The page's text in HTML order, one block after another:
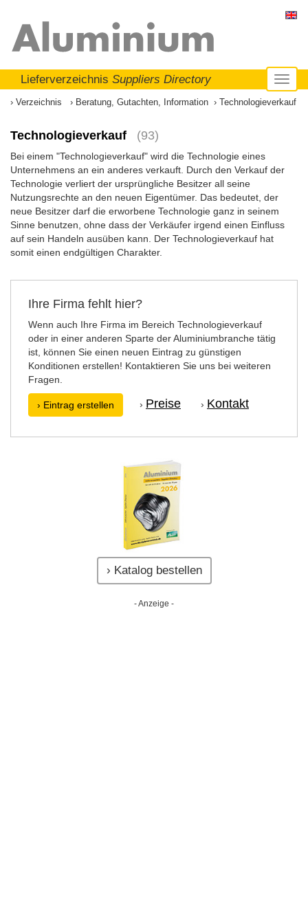
Lieferverzeichnis Suppliers Directory
Verzeichnis Beratung, Gutachten, Information Technologieverkauf
Technologieverkauf (93)
Bei einem "Technologieverkauf" wird die Technologie eines
Unternehmens an ein anderes verkauft. Durch den Verkauf der
Technologie verliert der ursprüngliche Besitzer all seine
Nutzungsrechte an den neuen Eigentümer. Das bedeutet, der
neue Besitzer darf die erworbene Technologie ganz in seinem
Sinne benutzen, ohne dass der Verkäufer irgend einen Einfluss
auf sein Handeln ausüben kann. Der Technologieverkauf hat
somit einen endgültigen Charakter.
Ihre Firma fehlt hier?
Wenn auch Ihre Firma im Bereich Technologieverkauf
oder in einer anderen Sparte der Aluminiumbranche tätig
ist, können Sie einen neuen Eintrag zu günstigen
Konditionen erstellen! Kontaktieren Sie uns bei weiteren
Fragen.
› Eintrag erstellen › Preise › Kontakt
› Katalog bestellen
- Anzeige -